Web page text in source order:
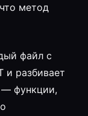
метод
файл с
и разбивает
— функции,